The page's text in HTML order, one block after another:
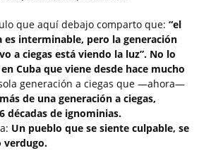
que aquí debajo comparto que: “el
es interminable, pero la generación
a ciegas está viendo la luz”. No lo
Cuba que viene desde hace mucho
generación a ciegas que —ahora—
de una generación a ciegas,
décadas de ignominias.
Un pueblo que se siente culpable, se
verdugo.